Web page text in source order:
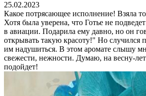
25.02.2023
Какое потрясающее исполнение! Взяла
Хотя была уверена, что Готье не
в авиации. Подарила ему давно, но он
открывать такую красоту!" Но случился
им надушиться. В этом аромате слышу
свежести, нежности. Думаю, на весну-
подойдет!